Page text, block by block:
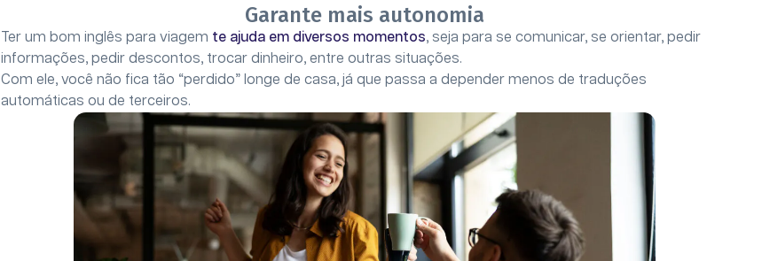
Garante mais autonomia
Ter um bom inglês para viagem te ajuda em diversos momentos, seja para se comunicar, se orientar, pedir
informações, pedir descontos, trocar dinheiro, entre outras situações.
Com ele, você não fica tão “perdido” longe de casa, já que passa a depender menos de traduções
automáticas ou de terceiros.